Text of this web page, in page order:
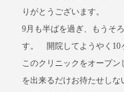
りがとうございます。
9月も半ばを過ぎ、もうそ
す。 開院してようやく
このクリニックをオープ
を出来るだけお待たせし